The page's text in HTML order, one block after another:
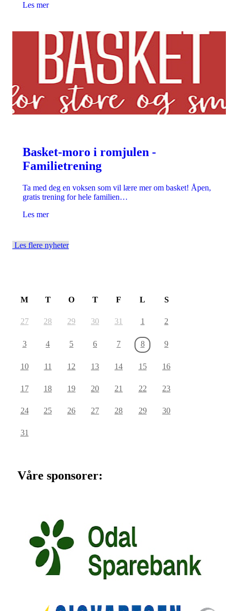
Les mer
Basket-moro i romjulen -
Familietrening
Ta med deg en voksen som vil lære mer om basket! Åpen,
gratis trening for hele familien…
Les mer
Les flere nyheter
M T O T F L S
27 28 29 30 31 1 2
3 4 5 6 7 8 9
10 11 12 13 14 15 16
17 18 19 20 21 22 23
24 25 26 27 28 29 30
31
Våre sponsorer: